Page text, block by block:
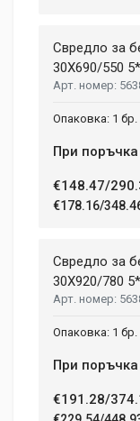
Свредло за
30X690/550 5*
1 бр.
При поръчка
€148.47/
€178.16/
Свредло за
30X920/780 5*
1 бр.
При поръчка
€191.28/